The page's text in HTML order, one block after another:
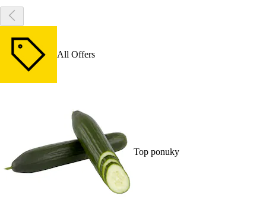
All Offers
Top ponuky